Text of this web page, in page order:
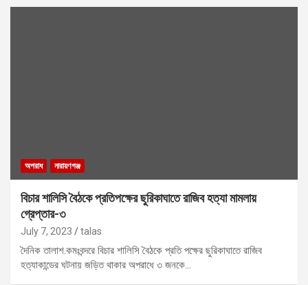
অপরাধ নারায়ণগঞ্জ
বিচার শালিসি বৈঠকে প্রতিপক্ষের ছুরিকাঘাতে রাজিব হত্যা মামলায়
গ্রেপ্তার-৩
July 7, 2023 talas
দৈনিক তালাশ.কমঃবন্দরে বিচার শালিসি বৈঠকে প্রতি পক্ষের ছুরিকাঘাতে রাজিব
হত্যাকান্ডের ঘটনায় জড়িত থাকার অপরাধে ৩ জনকে…